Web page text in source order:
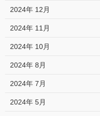
2024年 12月
2024年 11月
2024年 10月
2024年 8月
2024年 7月
2024年 5月